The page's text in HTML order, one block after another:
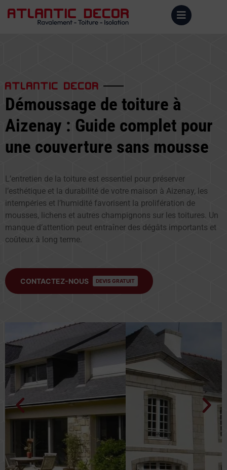
ATLANTIC DECOR
Démoussage de toiture à
Aizenay : Guide complet pour
une couverture sans mousse
L’entretien de la toiture est essentiel pour préserver
l’esthétique et la durabilité de votre maison à Aizenay, les
intempéries et l’humidité favorisent la prolifération de
mousses, lichens et autres champignons sur les toitures. Un
manque d’attention peut entraîner des dégâts importants et
coûteux à long terme.
CONTACTEZ-NOUS DEVIS GRATUIT